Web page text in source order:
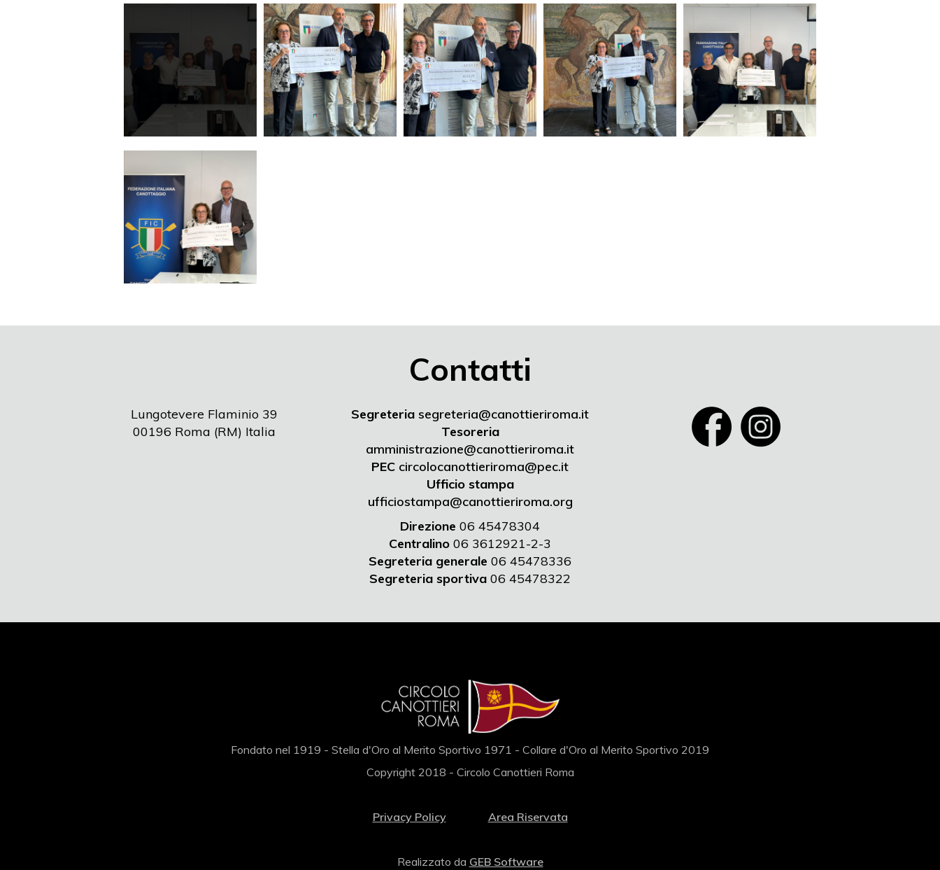
Contatti
Lungotevere Flaminio 39
00196 Roma (RM) Italia
Segreteria segreteria@canottieriroma.it
Tesoreria
amministrazione@canottieriroma.it
PEC circolocanottieriroma@pec.it
Ufficio stampa
ufficiostampa@canottieriroma.org
Direzione 06 45478304
Centralino 06 3612921-2-3
Segreteria generale 06 45478336
Segreteria sportiva 06 45478322
Fondato nel 1919 - Stella d'Oro al Merito Sportivo 1971 - Collare d'Oro al Merito Sportivo 2019
Copyright 2018 - Circolo Canottieri Roma
Privacy Policy Area Riservata
Realizzato da GEB Software